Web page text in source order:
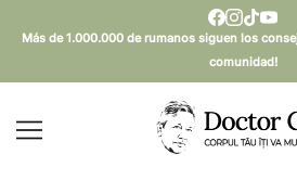
Más de 1.000.000 de rumanos siguen los
comunidad!
Doctor Cip -